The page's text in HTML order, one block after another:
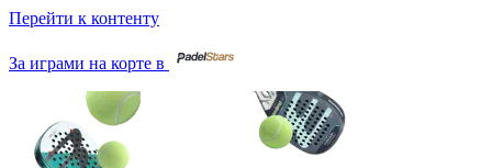
Перейти к контенту
За играми на корте в